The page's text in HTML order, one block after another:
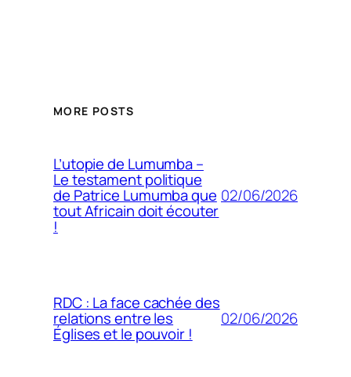
MORE POSTS
L’utopie de Lumumba –
Le testament politique
de Patrice Lumumba que
tout Africain doit écouter
!
02/06/2026
RDC : La face cachée des
relations entre les
Églises et le pouvoir !
02/06/2026